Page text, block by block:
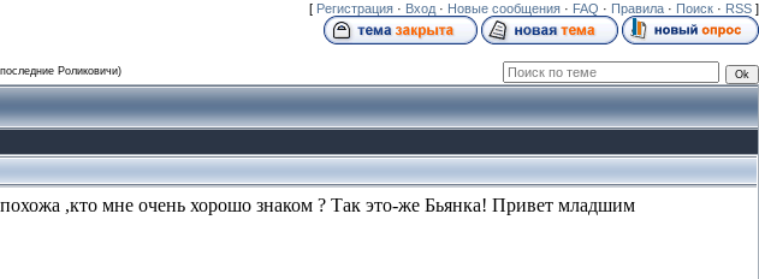
[ Регистрация · Вход · Новые сообщения · FAQ · Правила · Поиск · RSS ]
Роликовичи)
,кто мне очень хорошо знаком ? Так это-же Бьянка! Привет младшим